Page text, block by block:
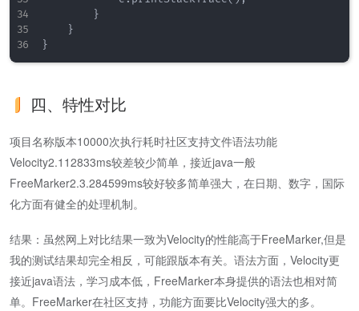
        }
    }
四、特性对比
项目名称版本10000次执行耗时社区支持文件语法功能
Velocity2.112833ms较差较少简单，接近java一般
FreeMarker2.3.284599ms较好较多简单强大，在日期、数字，国际
化方面有健全的处理机制。
结果：虽然网上对比结果一致为Velocity的性能高于FreeMarker,但是
我的测试结果却完全相反，可能跟版本有关。语法方面，Velocity更
接近java语法，学习成本低，FreeMarker本身提供的语法也相对简
单。FreeMarker在社区支持，功能方面要比Velocity强大的多。